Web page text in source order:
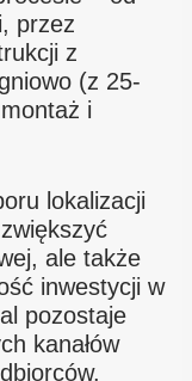
przez
z
(z 25-
i
lokalizacji
ale także
inwestycji w
pozostaje
kanałów